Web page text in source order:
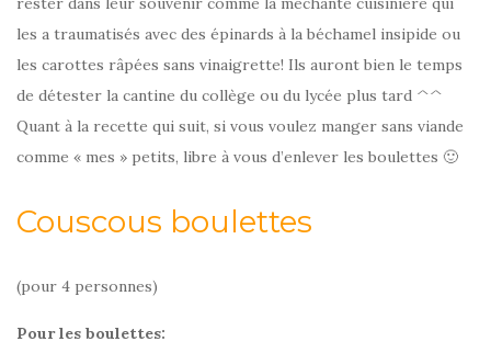
les a traumatisés avec des épinards à la béchamel insipide ou
les carottes râpées sans vinaigrette! Ils auront bien le temps
de détester la cantine du collège ou du lycée plus tard ^^
Quant à la recette qui suit, si vous voulez manger sans viande
comme « mes » petits, libre à vous d’enlever les boulettes 🙂
Couscous boulettes
(pour 4 personnes)
Pour les boulettes: